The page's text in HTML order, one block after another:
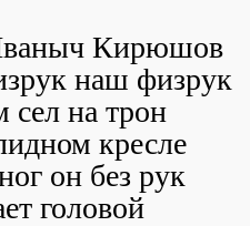
Кирюшов
наш физрук
сел на трон
кресле
он без рук
головой